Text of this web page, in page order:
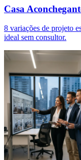
Casa
8 variações de projeto
ideal sem consultor.